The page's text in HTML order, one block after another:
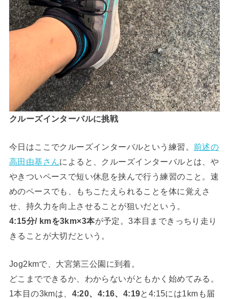
クルーズインターバルに挑戦
今日はここでクルーズインターバルという練習。 前述の
高田由基さんによると、クルーズインターバルとは、や
やきついペースで短い休息を挟んで行う練習のこと。速
めのペースでも、もちこたえられることを体に覚えさ
せ、持久力を向上させることが狙いだという。
4:15分/ kmを3km×3本が予定。3本目まできっちり走り
きることが大切だという。
Jog2kmで、大宮第三公園に到着。
どこまでできるか、わからないがともかく始めてみる。
1本目の3kmは、 4:20、4:16、4:19と4:15には1kmも届